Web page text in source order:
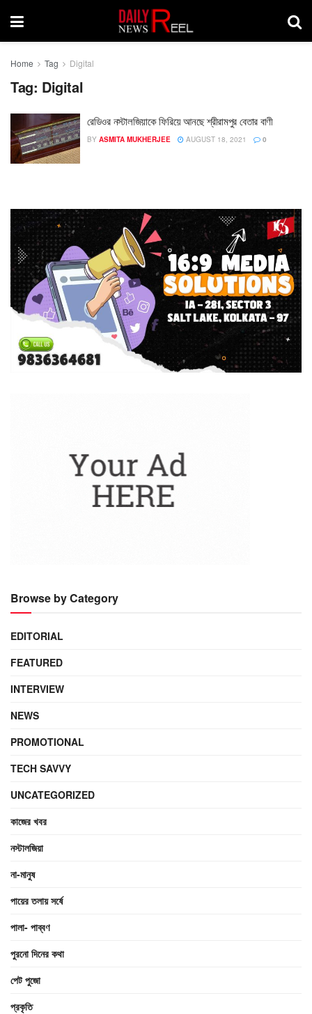
Home Tag Digital
Tag: Digital
রেডিওর নস্টালজিয়াকে ফিরিয়ে আনছে শ্রীরামপুর বেতার বাণী
BY ASMITA MUKHERJEE AUGUST 18, 2021 0
Browse by Category
EDITORIAL
FEATURED
INTERVIEW
NEWS
PROMOTIONAL
TECH SAVVY
UNCATEGORIZED
কাজের খবর
নস্টালজিয়া
না-মানুষ
পায়ের তলায় সর্ষে
পালা- পাব্বণ
পুরনো দিনের কথা
পেট পুজো
প্রকৃতি